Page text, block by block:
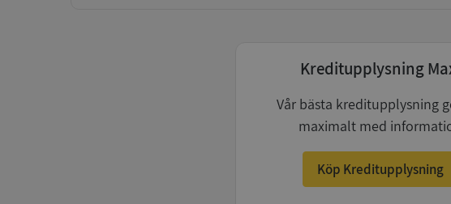
Kreditupplysning
Vår bästa kreditupplysning
maximalt med
Köp Kreditupplysning